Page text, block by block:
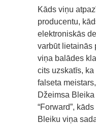
Kāds viņu
producentu,
elektroniskās
varbūt lietainās
viņa balādes
cits uzskatīs,
falseta
Džeimsa
“Forward”,
Bleiku viņa